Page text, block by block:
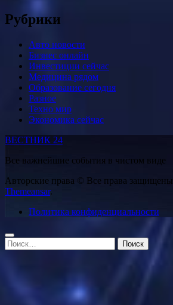
Рубрики
Авто новости
Бизнес онлайн
Инвестиции сейчас
Медицина рядом
Образование сегодня
Разное
Техно мир
Экономика сейчас
ВЕСТНИК 24
Все важнейшие события в чистом виде
Авторские права © Все права защищены
Themeansar.
Политика конфиденциальности
Найти: